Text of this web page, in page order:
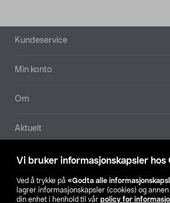
Vi bruker informasjonskapsler hos
Ved å trykke på «Godta alle
lagrer informasjonskapsler (cookies) og
din enhet i henhold til vår policy for
Bunntekst
Kundeservice
Min konto
Om
Aktuelt
Våre selskaper
Finn din